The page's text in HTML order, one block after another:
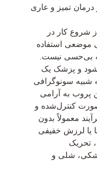
تمیز و عاری
شروع کار در
موضعی استفاده
بی‌حسی نیست.
و پزشک یک
سونوگرافی
پروب به آرامی
کنترل‌شده و
معمولاً بدون
یا لرزش خفیفی
تحریک
شلی و